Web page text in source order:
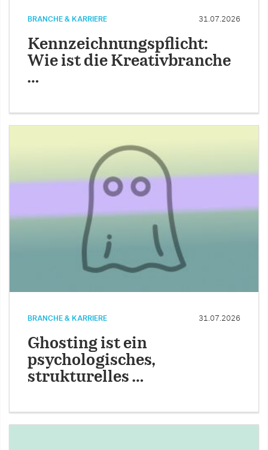
BRANCHE & KARRIERE 31.07.2026
Kennzeichnungspflicht:
Wie ist die Kreativbranche
…
BRANCHE & KARRIERE 31.07.2026
Ghosting ist ein
psychologisches,
strukturelles …